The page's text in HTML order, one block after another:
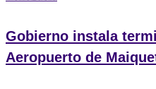
Gobierno instala
Aeropuerto de